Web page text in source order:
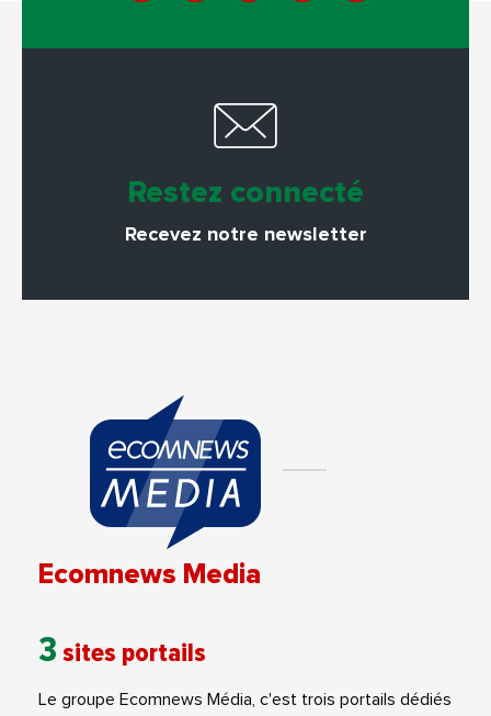
Restez connecté
Recevez notre newsletter
Ecomnews Media
3 sites portails
Le groupe Ecomnews Média, c'est trois portails dédiés